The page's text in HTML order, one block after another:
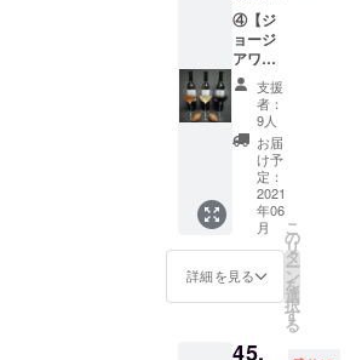
リと同
じ土壌
から出
来た素
焼きの
土器1つ
に、支
援して
頂いた
方の名
前を
ジョー
ジア文
字で刻
印し(任
・支援
中か
ら、日
本初上
陸のク
ヴェヴ
リワイ
ン
750ml ×
1本(赤)
を購入
する事
が出来
るチ
ケット
・ク
④【ジ
ョージ
アワイ
ン6本
セット
の購入
チケッ
ト】※ワ
イン1本
6000円
相当 ・
DaiSuW
ineが
ジョー
ジアで
厳選し
ファミ
支援
者：
9人
お届
け予
定：
2021
年06
月
詳細を見る
こ
の
リ
タ
ー
ン
を
選
択
す
る
45,